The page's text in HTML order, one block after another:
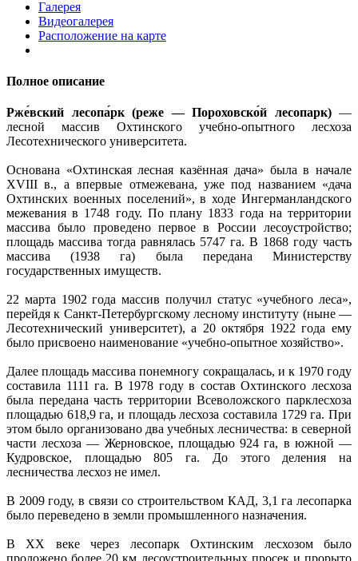
Галерея
Видеогалерея
Расположение на карте
Полное описание
Рже́вский лесопа́рк (реже — Пороховско́й лесопарк) —
лесной массив Охтинского учебно-опытного лесхоза
Лесотехнического университета.
Основана «Охтинская лесная казённая дача» была в начале
XVIII в., а впервые отмежевана, уже под названием «дача
Охтинских военных поселений», в ходе Ингерманландского
межевания в 1748 году. По плану 1833 года на территории
массива было проведено первое в России лесоустройство;
площадь массива тогда равнялась 5747 га. В 1868 году часть
массива (1938 га) была передана Министерству
государственных имуществ.
22 марта 1902 года массив получил статус «учебного леса»,
перейдя к Санкт-Петербургскому лесному институту (ныне —
Лесотехнический университет), а 20 октября 1922 года ему
было присвоено наименование «учебно-опытное хозяйство».
Далее площадь массива понемногу сокращалась, и к 1970 году
составила 1111 га. В 1978 году в состав Охтинского лесхоза
была передана часть территории Всеволожского парклесхоза
площадью 618,9 га, и площадь лесхоза составила 1729 га. При
этом было организовано два учебных лесничества: в северной
части лесхоза — Жерновское, площадью 924 га, в южной —
Кудровское, площадью 805 га. До этого деления на
лесничества лесхоз не имел.
В 2009 году, в связи со строительством КАД, 3,1 га лесопарка
было переведено в земли промышленного назначения.
В XX веке через лесопарк Охтинским лесхозом было